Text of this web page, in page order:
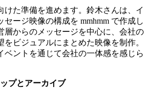
けた準備を進めます。鈴木さんは、イ
ージ映像の構成を mmhmm で作成し
層からのメッセージを中心に、会社の
ビジュアルにまとめた映像を制作。
ベントを通じて会社の一体感を感じら
プとアーカイブ